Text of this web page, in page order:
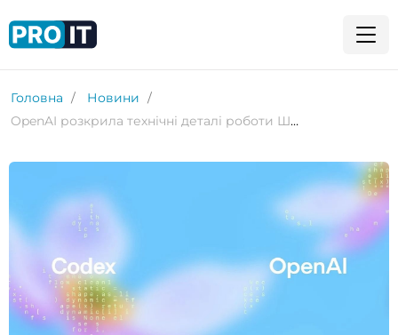
Головна
Новини
OpenAI розкрила технічні деталі роботи ШІ-агента Codex